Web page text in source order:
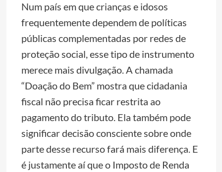
Num país em que crianças e idosos
frequentemente dependem de políticas
públicas complementadas por redes de
proteção social, esse tipo de instrumento
merece mais divulgação. A chamada
“Doação do Bem” mostra que cidadania
fiscal não precisa ficar restrita ao
pagamento do tributo. Ela também pode
significar decisão consciente sobre onde
parte desse recurso fará mais diferença. E
é justamente aí que o Imposto de Renda